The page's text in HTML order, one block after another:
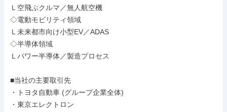
Ｌ空飛ぶクルマ／無人航空機
◇電動モビリティ領域
Ｌ未来都市向け小型EV／ADAS
◇半導体領域
Ｌパワー半導体／製造プロセス
■当社の主要取引先
・トヨタ自動車 (グループ企業全体)
・東京エレクトロン